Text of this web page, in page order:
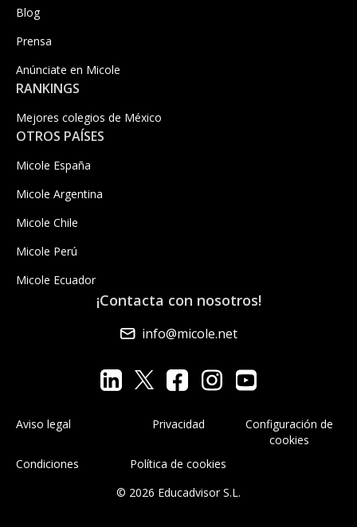
Blog
Prensa
Anúnciate en Micole
RANKINGS
Mejores colegios de México
OTROS PAÍSES
Micole España
Micole Argentina
Micole Chile
Micole Perú
Micole Ecuador
¡Contacta con nosotros!
info@micole.net
Aviso legal Privacidad
Configuración de
cookies
Condiciones
Política de cookies
© 2026 Educadvisor S.L.